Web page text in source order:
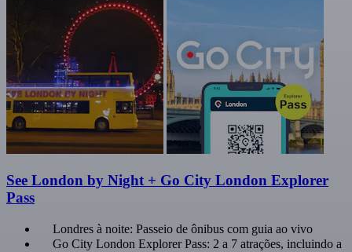
See London by Night + Go City London Explorer
Pass
Londres à noite: Passeio de ônibus com guia ao vivo
Go City London Explorer Pass: 2 a 7 atrações, incluindo a